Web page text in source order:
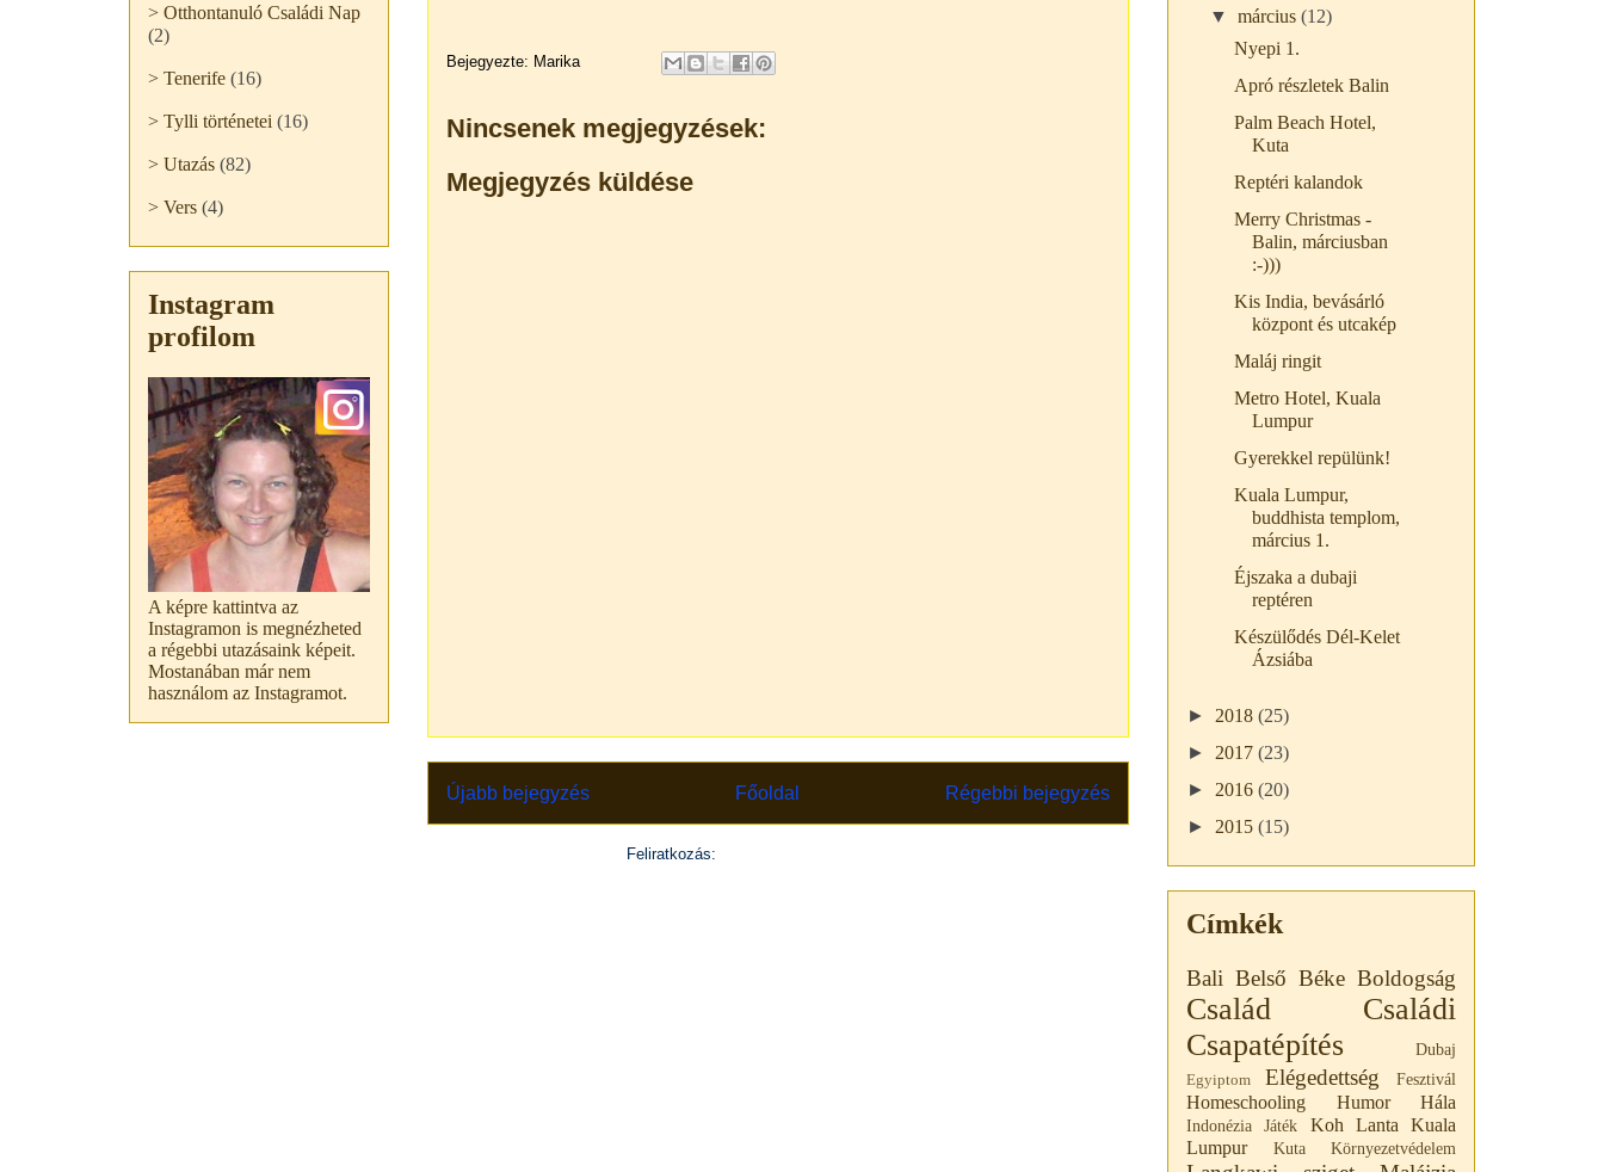
Bejegyezte: Marika
Nincsenek megjegyzések:
Megjegyzés küldése
Újabb bejegyzés Régebbi bejegyzés
Főoldal
Feliratkozás:
> Otthontanuló Családi Nap
(2)
> Tenerife (16)
> Tylli történetei (16)
> Utazás (82)
> Vers (4)
Instagram
profilom
A képre kattintva az
Instagramon is megnézheted
a régebbi utazásaink képeit.
Mostanában már nem
használom az Instagramot.
▼március(12)
Nyepi 1.
Apró részletek Balin
Palm Beach Hotel,
Kuta
Reptéri kalandok
Merry Christmas -
Balin, márciusban
:-)))
Kis India, bevásárló
központ és utcakép
Maláj ringit
Metro Hotel, Kuala
Lumpur
Gyerekkel repülünk!
Kuala Lumpur,
buddhista templom,
március 1.
Éjszaka a dubaji
reptéren
Készülődés Dél-Kelet
Ázsiába
► 2018 (25)
► 2017 (23)
► 2016 (20)
► 2015 (15)
Címkék
Bali Belső Béke Boldogság
Család
Családi
Csapatépítés
Dubaj
Egyiptom Elégedettség Fesztivál
Homeschooling Humor Hála
Indonézia Játék Koh Lanta
Kuala
Lumpur
Kuta Környezetvédelem